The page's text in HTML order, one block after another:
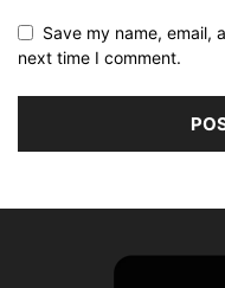
Save my name, email,
next time I comment.